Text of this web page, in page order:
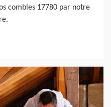
combles 17780 par notre